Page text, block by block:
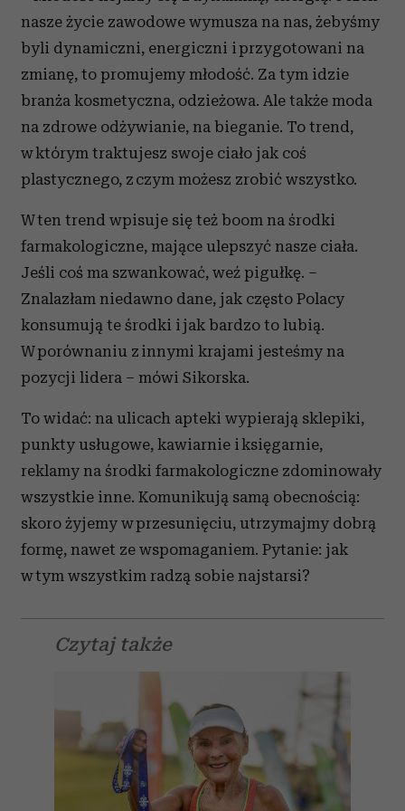
nasze życie zawodowe wymusza na nas, żebyśmy
byli dynamiczni, energiczni i przygotowani na
zmianę, to promujemy młodość. Za tym idzie
branża kosmetyczna, odzieżowa. Ale także moda
na zdrowe odżywianie, na bieganie. To trend,
w którym traktujesz swoje ciało jak coś
plastycznego, z czym możesz zrobić wszystko.
W ten trend wpisuje się też boom na środki
farmakologiczne, mające ulepszyć nasze ciała.
Jeśli coś ma szwankować, weź pigułkę. –
Znalazłam niedawno dane, jak często Polacy
konsumują te środki i jak bardzo to lubią.
W porównaniu z innymi krajami jesteśmy na
pozycji lidera – mówi Sikorska.
To widać: na ulicach apteki wypierają sklepiki,
punkty usługowe, kawiarnie i księgarnie,
reklamy na środki farmakologiczne zdominowały
wszystkie inne. Komunikują samą obecnością:
skoro żyjemy w przesunięciu, utrzymajmy dobrą
formę, nawet ze wspomaganiem. Pytanie: jak
w tym wszystkim radzą sobie najstarsi?
Czytaj także